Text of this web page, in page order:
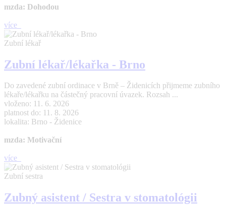
mzda: Dohodou
více
Zubní lékař
Zubní lékař/lékařka - Brno
Do zavedené zubní ordinace v Brně – Židenicích přijmeme zubního
lékaře/lékařku na částečný pracovní úvazek. Rozsah ...
vloženo: 11. 6. 2026
platnost do: 11. 8. 2026
lokalita: Brno - Židenice
mzda: Motivační
více
Zubní sestra
Zubný asistent / Sestra v stomatológii